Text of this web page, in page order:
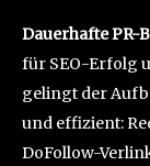
Dauerhafte PR-
für SEO-Erfolg
gelingt der
und effizient:
DoFollow-